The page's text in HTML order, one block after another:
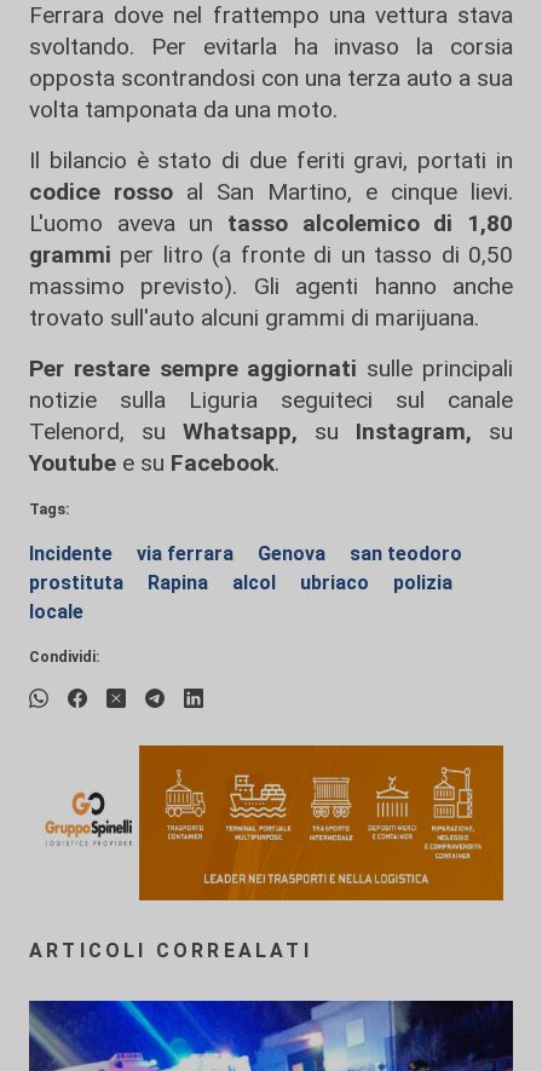
Ferrara dove nel frattempo una vettura stava
svoltando. Per evitarla ha invaso la corsia
opposta scontrandosi con una terza auto a sua
volta tamponata da una moto.
Il bilancio è stato di due feriti gravi, portati in
codice rosso al San Martino, e cinque lievi.
L'uomo aveva un tasso alcolemico di 1,80
grammi per litro (a fronte di un tasso di 0,50
massimo previsto). Gli agenti hanno anche
trovato sull'auto alcuni grammi di marijuana.
Per restare sempre aggiornati sulle principali
notizie sulla Liguria seguiteci sul canale
Telenord, su
Whatsapp, su Instagram, su
Youtube e su Facebook.
Tags:
Incidente via ferrara Genova
san teodoro
prostituta
Rapina alcol ubriaco
polizia
locale
Condividi:
ARTICOLI CORREALATI